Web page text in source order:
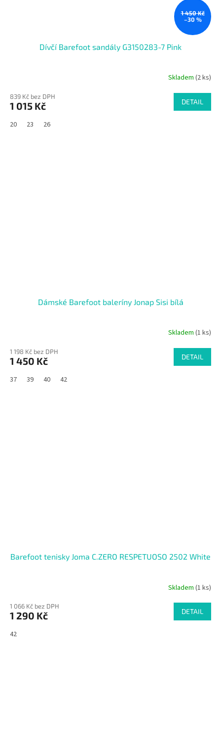
1 450 Kč
–30 %
Dívčí Barefoot sandály G3150283-7 Pink
Skladem (2 ks)
839 Kč bez DPH
1 015 Kč DETAIL
20 23 26
Dámské Barefoot baleríny Jonap Sisi bílá
Skladem (1 ks)
1 198 Kč bez DPH
1 450 Kč DETAIL
37 39 40 42
Barefoot tenisky Joma C.ZERO RESPETUOSO 2502 White
Skladem (1 ks)
1 066 Kč bez DPH
1 290 Kč DETAIL
42